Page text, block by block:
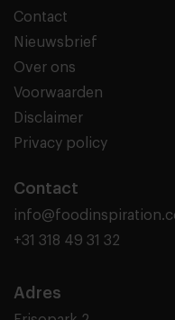
Contact
Nieuwsbrief
Over ons
Voorwaarden
Disclaimer
Privacy policy
Contact
+31 318 49 31 32
Adres